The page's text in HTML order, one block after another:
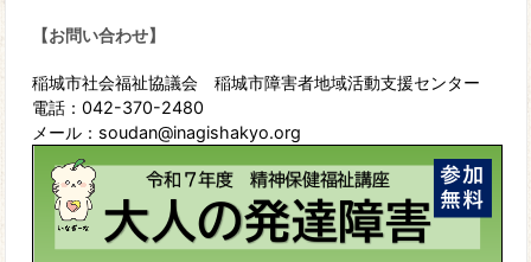
【お問い合わせ】
稲城市社会福祉協議会 稲城市障害者地域活動支援センター
電話：042-370-2480
メール：soudan@inagishakyo.org